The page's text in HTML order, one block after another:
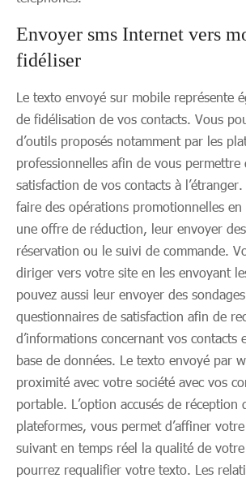
Envoyer sms Internet vers
fidéliser
Le texto envoyé sur mobile représente
de fidélisation de vos contacts. Vous
d’outils proposés notamment par les
professionnelles afin de vous permettre
satisfaction de vos contacts à
faire des opérations promotionnelles
une offre de réduction, leur envoyer
réservation ou le suivi de commande.
diriger vers votre site en les envoyant
pouvez aussi leur envoyer des
questionnaires de satisfaction afin de
d’informations concernant vos contacts
base de données. Le texto envoyé par
proximité avec votre société avec vos
portable. L’option accusés de réception
plateformes, vous permet d’affiner
suivant en temps réel la qualité de
pourrez requalifier votre texto. Les